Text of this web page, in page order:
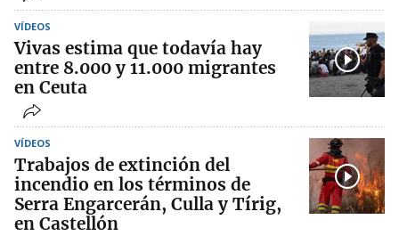
VÍDEOS
Vivas estima que todavía hay
entre 8.000 y 11.000 migrantes
en Ceuta
VÍDEOS
Trabajos de extinción del
incendio en los términos de
Serra Engarcerán, Culla y Tírig,
en Castellón